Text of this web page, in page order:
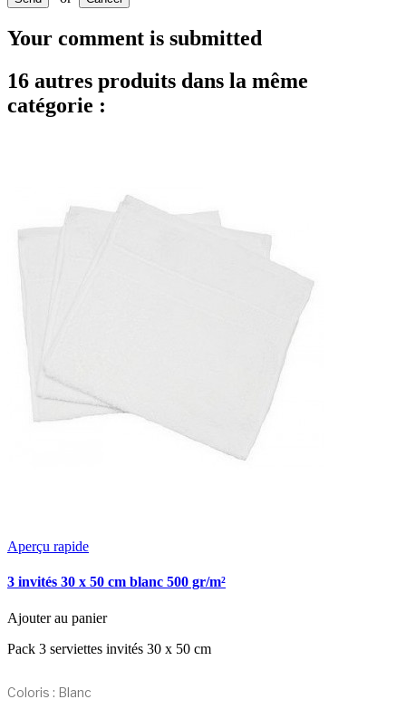
Your comment is submitted
16 autres produits dans la même
catégorie :
Aperçu rapide
3 invités 30 x 50 cm blanc 500 gr/m²
Ajouter au panier
Pack 3 serviettes invités 30 x 50 cm
Coloris : Blanc